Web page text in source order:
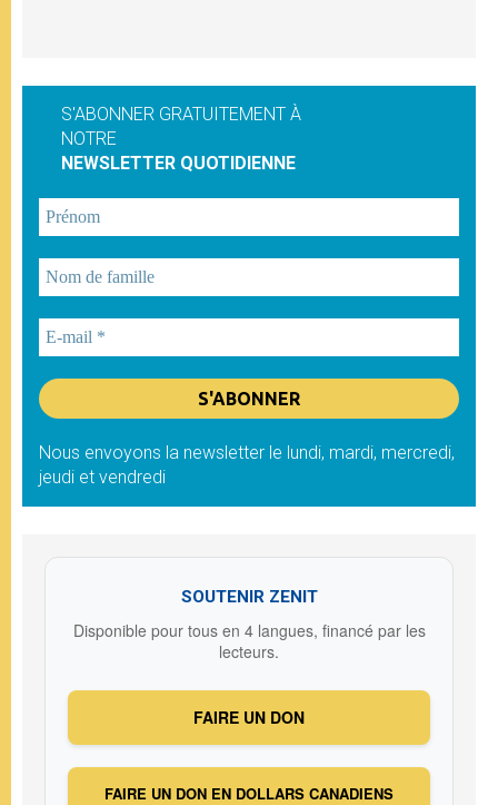
S'ABONNER GRATUITEMENT À
NOTRE
NEWSLETTER QUOTIDIENNE
Nous envoyons la newsletter le lundi, mardi, mercredi,
jeudi et vendredi
SOUTENIR ZENIT
Disponible pour tous en 4 langues, financé par les
lecteurs.
FAIRE UN DON
FAIRE UN DON EN DOLLARS CANADIENS